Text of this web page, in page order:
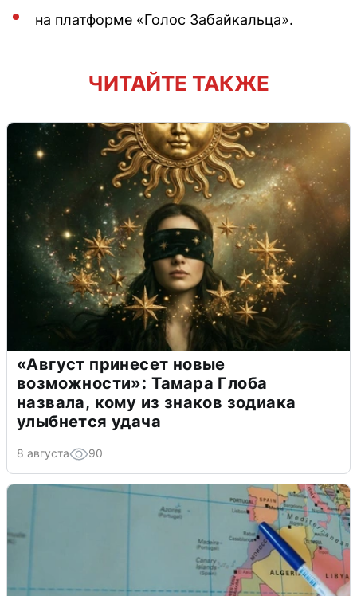
на платформе «Голос Забайкальца».
ЧИТАЙТЕ ТАКЖЕ
«Август принесет новые
возможности»: Тамара Глоба
назвала, кому из знаков зодиака
улыбнется удача
8 августа 90